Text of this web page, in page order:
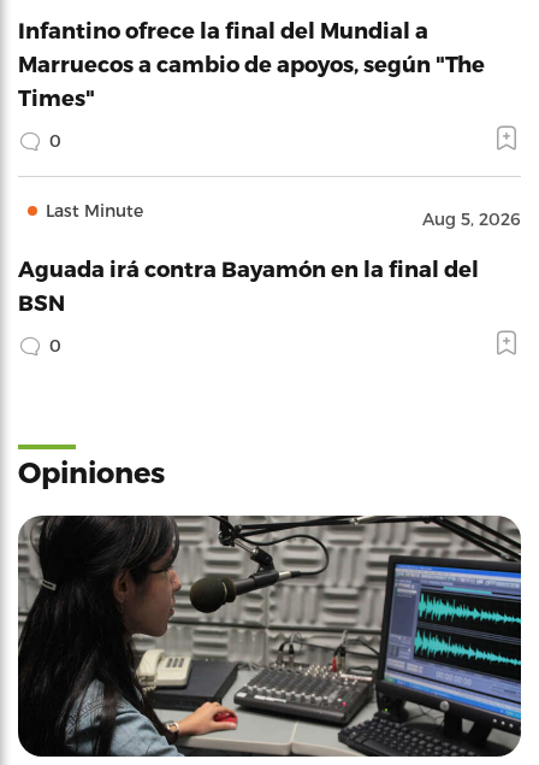
Infantino ofrece la final del Mundial a
Marruecos a cambio de apoyos, según "The
Times"
0
Last Minute Aug 5, 2026
Aguada irá contra Bayamón en la final del
BSN
0
Opiniones